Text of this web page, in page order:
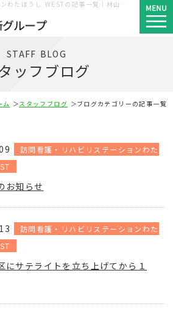
訪問看護・リハビリステーションわたぼうし WESTの記事一覧｜林山朝日診療所グループ｜神戸市須磨区・長田区・西区
STAFF BLOG
ッフブログ
ム スタッフブログ ブログカテゴリーの記事一覧
訪問看護・リハビリステーションわた
お知らせ
訪問看護・リハビリステーションわた
にサテライトを立ち上げてから１